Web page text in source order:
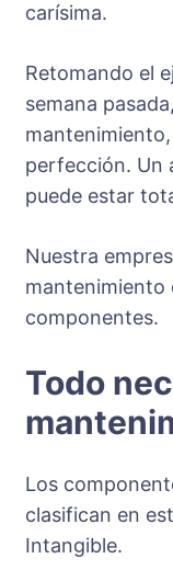
carísima.
Retomando el
semana
perfección. Un
puede estar
Nuestra
mantenimiento
componentes.
Todo
Los
clasifican en
Intangible.